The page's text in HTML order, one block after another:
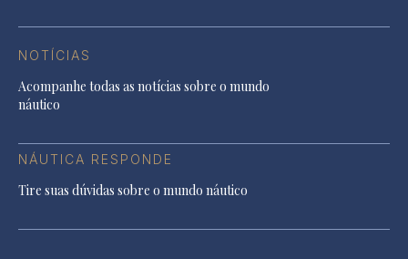
NOTÍCIAS
Acompanhe todas as notícias sobre o mundo
náutico
NÁUTICA RESPONDE
Tire suas dúvidas sobre o mundo náutico